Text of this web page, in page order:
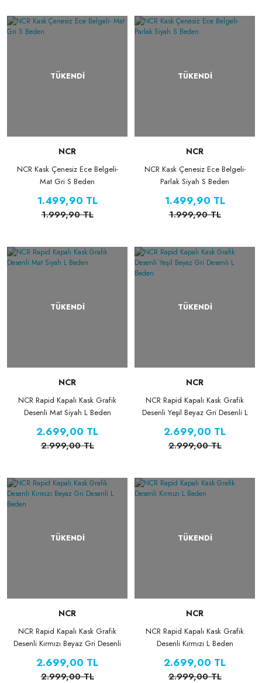
TÜKENDİ
NCR
NCR Kask Çenesiz Ece Belgeli-
Mat Gri S Beden
1.499,90 TL
1.999,90 TL
TÜKENDİ
NCR
NCR Kask Çenesiz Ece Belgeli-
Parlak Siyah S Beden
1.499,90 TL
1.999,90 TL
TÜKENDİ
NCR
NCR Rapid Kapalı Kask Grafik
Desenli Mat Siyah L Beden
2.699,00 TL
2.999,00 TL
TÜKENDİ
NCR
NCR Rapid Kapalı Kask Grafik
Desenli Yeşil Beyaz Gri Desenli L
2.699,00 TL
2.999,00 TL
TÜKENDİ
NCR
NCR Rapid Kapalı Kask Grafik
Desenli Kırmızı Beyaz Gri Desenli
2.699,00 TL
2.999,00 TL
TÜKENDİ
NCR
NCR Rapid Kapalı Kask Grafik
Desenli Kırmızı L Beden
2.699,00 TL
2.999,00 TL